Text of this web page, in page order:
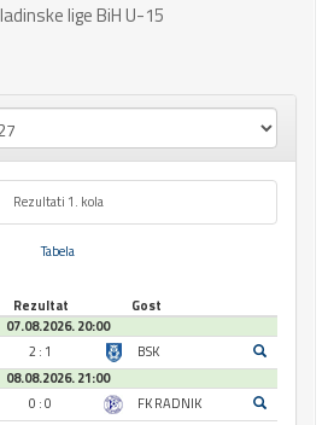
lige BiH U-15
Rezultati 1. kola
Tabela
Rezultat
Gost
07.08.2026. 20:00
2 : 1
BSK
08.08.2026. 21:00
0 : 0
FK RADNIK